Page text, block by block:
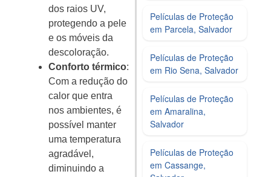
dos raios UV,
protegendo a pele
e os móveis da
descoloração.
Conforto térmico:
Com a redução do
calor que entra
nos ambientes, é
possível manter
uma temperatura
agradável,
diminuindo a
Películas de Proteção
em Parcela, Salvador
Películas de Proteção
em Rio Sena, Salvador
Películas de Proteção
em Amaralina,
Salvador
Películas de Proteção
em Cassange,